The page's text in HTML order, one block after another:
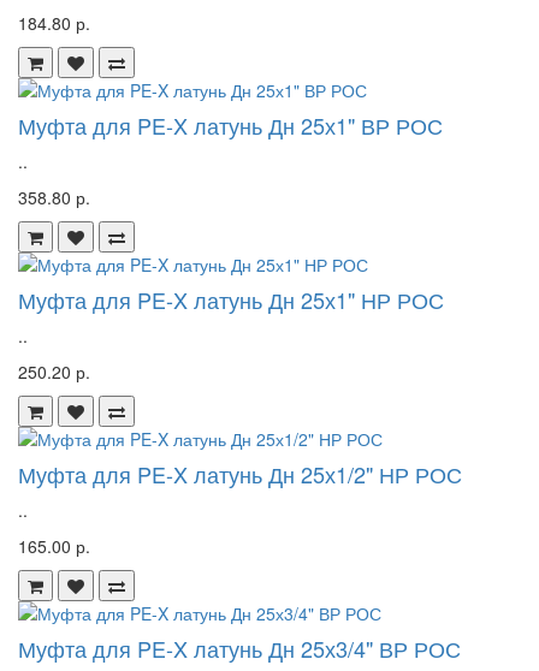
184.80 р.
Муфта для PE-X латунь Дн 25х1" ВР РОС
..
358.80 р.
Муфта для PE-X латунь Дн 25х1" НР РОС
..
250.20 р.
Муфта для PE-X латунь Дн 25х1/2" НР РОС
..
165.00 р.
Муфта для PE-X латунь Дн 25х3/4" ВР РОС